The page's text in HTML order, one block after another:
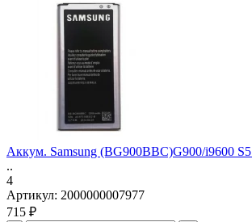
Аккум. Samsung (BG900BBC)G900/i9600 S5
..
4
Артикул: 2000000007977
715 ₽